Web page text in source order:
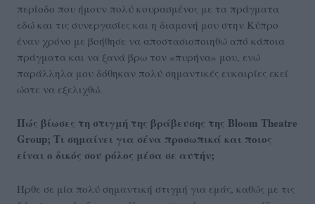
περίοδο που ήμουν πολύ κουρασμένος με τα πράγματα
εδώ και τις συνεργασίες και η διαμονή μου στην Κύπρο
έναν χρόνο με βοήθησε να αποστασιοποιηθώ από κάποια
πράγματα και να ξανά βρω τον «πυρήνα» μου, ενώ
παράλληλα μου δόθηκαν πολύ σημαντικές ευκαιρίες εκεί
ώστε να εξελιχθώ.
Πώς βίωσες τη στιγμή της βράβευσης της Bloom Theatre
Group; Τι σημαίνει για σένα προσωπικά και ποιος
είναι ο δικός σου ρόλος μέσα σε αυτήν;
Ήρθε σε μία πολύ σημαντική στιγμή για εμάς, καθώς με τις